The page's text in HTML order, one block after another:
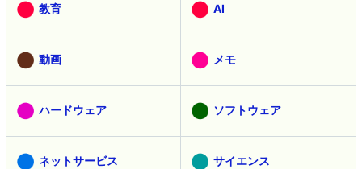
教育 AI
動画 メモ
ハードウェア ソフトウェア
ネットサービス サイエンス